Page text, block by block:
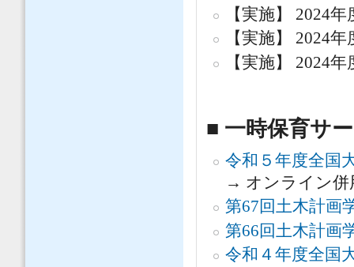
【実施】 2024
【実施】 2024
【実施】 2024
■ 一時保育サ
令和５年度全国
→ オンライン併
第67回土木計画
第66回土木計画
令和４年度全国